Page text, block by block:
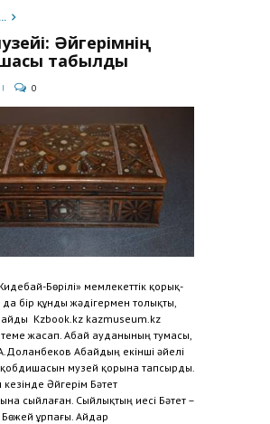
Әйгерімнің
табылды
0
Бөрілі» мемлекеттік қорық-
да бір құнды жәдігермен толықты,
Kzbook.kz kazmuseum.kz
жасап. Абай ауданының тумасы,
Абайдың екінші әйелі
қобдишасын музей қорына тапсырды.
Әйгерім Бәтет
сыйлаған. Сыйлықтың иесі Бәтет –
Бөжей ұрпағы. Айдар